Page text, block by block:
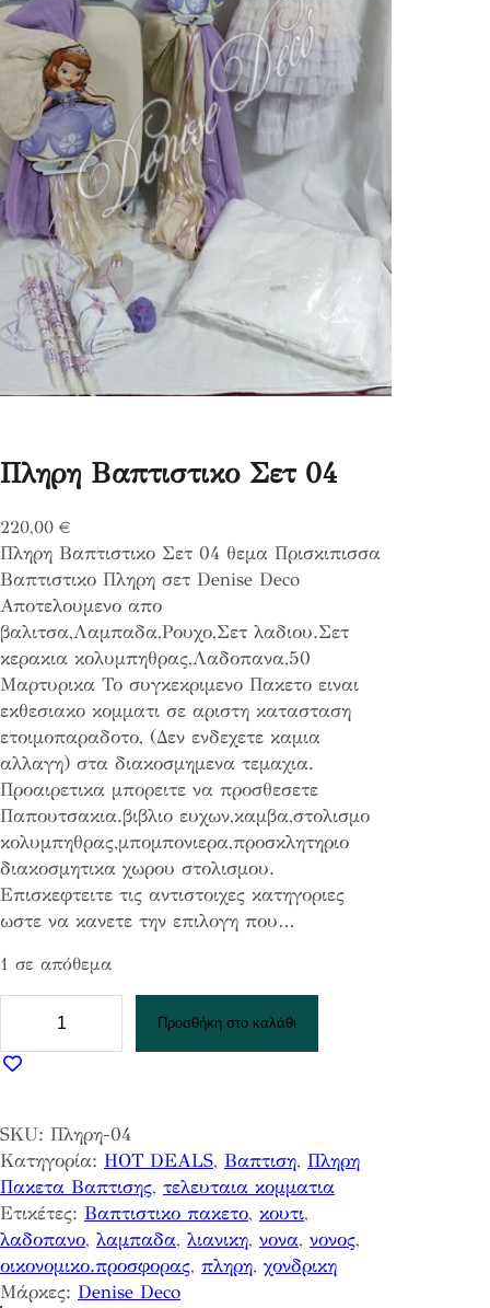
Πληρη Βαπτιστικο Σετ 04
220,00 €
Πληρη Βαπτιστικο Σετ 04 θεμα Πρισκιπισσα
Βαπτιστικο Πληρη σετ Denise Deco
Αποτελουμενο απο
βαλιτσα,Λαμπαδα,Ρουχο,Σετ λαδιου.Σετ
κερακια κολυμπηθρας,Λαδοπανα,50
Μαρτυρικα Το συγκεκριμενο Πακετο ειναι
εκθεσιακο κομματι σε αριστη κατασταση
ετοιμοπαραδοτο, (Δεν ενδεχετε καμια
αλλαγη) στα διακοσμημενα τεμαχια.
Προαιρετικα μπορειτε να προσθεσετε
Παπουτσακια.βιβλιο ευχων,καμβα,στολισμο
κολυμπηθρας,μπομπονιερα,προσκλητηριο
διακοσμητικα χωρου στολισμου.
Επισκεφτειτε τις αντιστοιχες κατηγοριες
ωστε να κανετε την επιλογη που…
1 σε απόθεμα
η
Β
α
π
τ
ι
σ
τ
Προσθήκη στο καλάθι
SKU: Πληρη-04
Κατηγορία: HOT DEALS, Βαπτιση, Πληρη
Πακετα Βαπτισης, τελευταια κομματια
Ετικέτες: Βαπτιστικο πακετο, κουτι
λαδοπανο, λαμπαδα, λιανικη, νονα, νονος
οικονομικο.προσφορας, πληρη, χονδρικη
Μάρκες: Denise Deco